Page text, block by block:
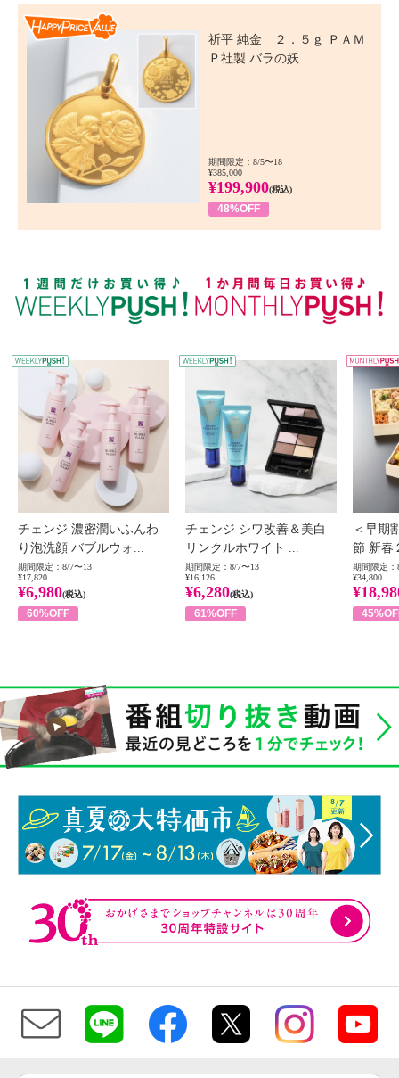
祈平 純金 ２．５ｇ ＰＡＭ
Ｐ社製 バラの妖...
期間限定：8/5〜18
¥385,000
¥199,900(税込)
48%OFF
WEEKLY PUSH
チェンジ 濃密潤いふんわ
り泡洗顔 バブルウォ...
期間限定：8/7〜13
¥17,820
¥6,980(税込)
60%OFF
チェンジ シワ改善＆美白
リンクルホワイト ...
期間限定：8/7〜13
¥16,126
¥6,280(税込)
61%OFF
＜早期
節 新春
期間限定：
¥34,800